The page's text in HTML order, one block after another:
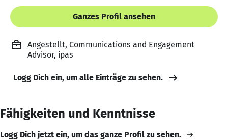
Ganzes Profil ansehen
Angestellt, Communications and Engagement
Advisor, ipas
Logg Dich ein, um alle Einträge zu sehen.
Fähigkeiten und Kenntnisse
Logg Dich jetzt ein, um das ganze Profil zu sehen.